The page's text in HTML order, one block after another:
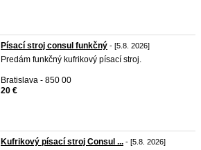
Písací stroj consul funkčný - [5.8. 2026]
Predám funkčný kufrikový písací stroj.
Bratislava - 850 00
20 €
Kufrikový písací stroj Consul ... - [5.8. 2026]